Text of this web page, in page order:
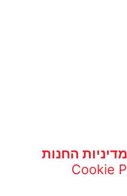
מדיניות החנות
Cookie